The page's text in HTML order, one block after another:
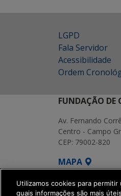
LGPD
Fala Servidor
Acessibilidade
Ordem
FUNDAÇÃO DE
Av. Fernando
Centro - Campo
CEP: 79002-820
MAPA
SETDIG |
Utilizamos cookies para
quais informações são mais